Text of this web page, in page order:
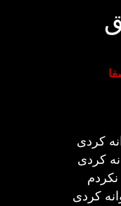
کردی
کردی
نکردم
کردی